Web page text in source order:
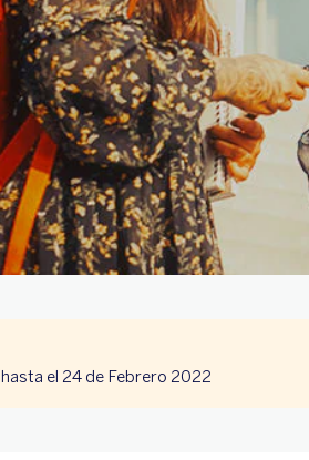
el 24 de Febrero 2022